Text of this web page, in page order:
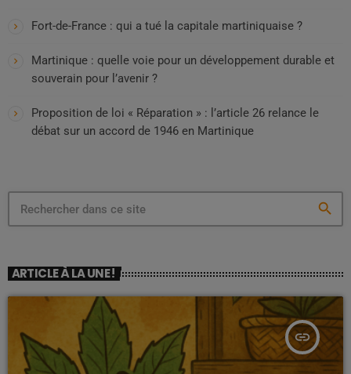
Fort-de-France : qui a tué la capitale martiniquaise ?
Martinique : quelle voie pour un développement durable et
souverain pour l’avenir ?
Proposition de loi « Réparation » : l’article 26 relance le
débat sur un accord de 1946 en Martinique
search
ARTICLE À LA UNE !
insert_link